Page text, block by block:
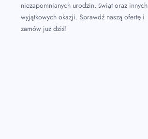
niezapomnianych urodzin, świąt oraz innych
wyjątkowych okazji. Sprawdź naszą ofertę i
zamów już dziś!